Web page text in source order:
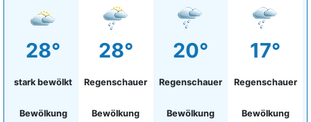
28°
stark bewölkt
Bewölkung
28°
Regenschauer
Bewölkung
20°
Regenschauer
Bewölkung
17°
Regenschauer
Bewölkung